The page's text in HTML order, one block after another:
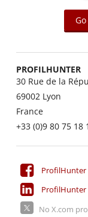
PROFILHUNTER
30 Rue de la
69002 Lyon
France
+33 (0)9 80 75 18
ProfilHunter
ProfilHunter
No X.com